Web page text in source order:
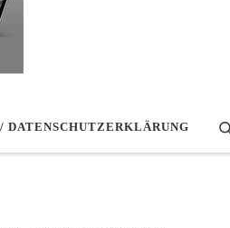
DATENSCHUTZERKLÄRUNG